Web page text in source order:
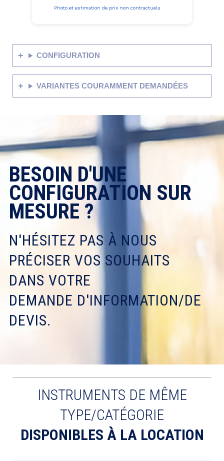
Photo et estimation de prix non contractuels
CONFIGURATION
VARIANTES COURAMMENT DEMANDÉES
BESOIN D'UNE
CONFIGURATION SUR
MESURE ?
N'HÉSITEZ PAS À NOUS
PRÉCISER VOS SOUHAITS
DANS VOTRE
DEMANDE D'INFORMATION/DE
DEVIS.
INSTRUMENTS DE MÊME
TYPE/CATÉGORIE
DISPONIBLES À LA LOCATION